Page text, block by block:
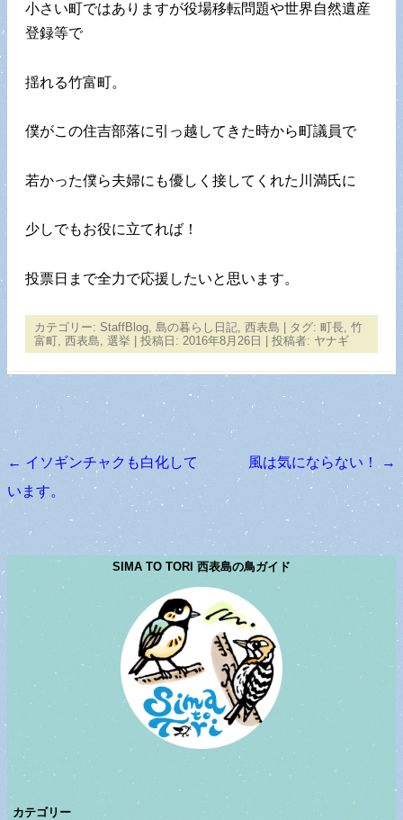
小さい町ではありますが役場移転問題や世界自然遺産
登録等で
揺れる竹富町。
僕がこの住吉部落に引っ越してきた時から町議員で
若かった僕ら夫婦にも優しく接してくれた川満氏に
少しでもお役に立てれば！
投票日まで全力で応援したいと思います。
カテゴリー: StaffBlog 島の暮らし日記 西表島 | タグ: 町長 竹
富町 西表島 選挙 | 投稿日: 2016年8月26日 投稿者: ヤナギ
投稿ナビゲーション
← イソギンチャクも白化して
います。
風は気にならない！ →
SIMA TO TORI 西表島の鳥ガイド
カテゴリー